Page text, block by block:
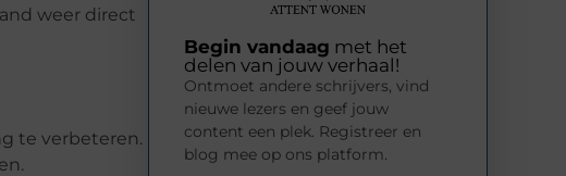
weer direct
te verbeteren.
Begin vandaag met het
delen van jouw verhaal!
Ontmoet andere schrijvers, vind
nieuwe lezers en geef jouw
content een plek. Registreer en
blog mee op ons platform.